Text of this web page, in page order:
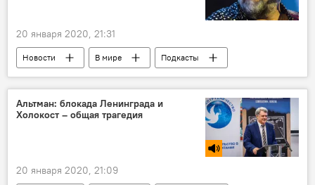
20 января 2020, 21:31
Новости В мире Подкасты
Альтман: блокада Ленинграда и
Холокост – общая трагедия
20 января 2020, 21:09